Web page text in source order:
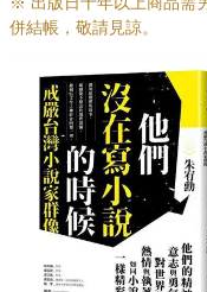
併結帳，敬請見諒。